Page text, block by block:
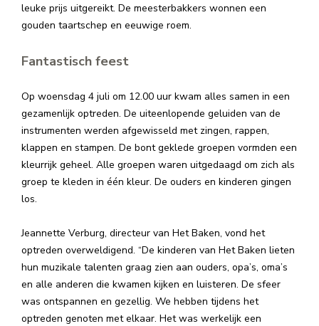
leuke prijs uitgereikt. De meesterbakkers wonnen een
gouden taartschep en eeuwige roem.
Fantastisch feest
Op woensdag 4 juli om 12.00 uur kwam alles samen in een
gezamenlijk optreden. De uiteenlopende geluiden van de
instrumenten werden afgewisseld met zingen, rappen,
klappen en stampen. De bont geklede groepen vormden een
kleurrijk geheel. Alle groepen waren uitgedaagd om zich als
groep te kleden in één kleur. De ouders en kinderen gingen
los.
Jeannette Verburg, directeur van Het Baken, vond het
optreden overweldigend. “De kinderen van Het Baken lieten
hun muzikale talenten graag zien aan ouders, opa’s, oma’s
en alle anderen die kwamen kijken en luisteren. De sfeer
was ontspannen en gezellig. We hebben tijdens het
optreden genoten met elkaar. Het was werkelijk een